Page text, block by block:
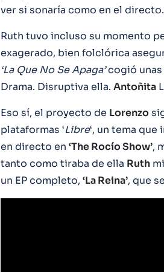
ver si sonaría como en el directo.
Ruth tuvo incluso su momento
exagerado, bien folclórica
‘La Que No Se Apaga’cogió
Drama. Disruptiva ella. Antoñita
Eso sí, el proyecto de Lorenzo
plataformas ‘Libre‘, un tema
en directo en ‘The Rocío Show’,
tanto como tiraba de ella Ruth
un EP completo, ‘La Reina’, que